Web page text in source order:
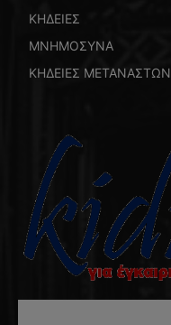
ΚΗΔΕΙΕΣ
ΜΝΗΜΟΣΥΝΑ
ΚΗΔΕΙΕΣ ΜΕΤΑΝΑΣΤΩΝ